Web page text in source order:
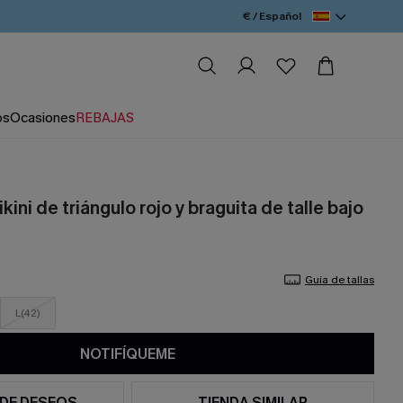
€ / Español
OcasionesREBAJAS
de triángulo rojo y braguita de talle bajo
Guía de tallas
L(42)
NOTIFÍQUEME